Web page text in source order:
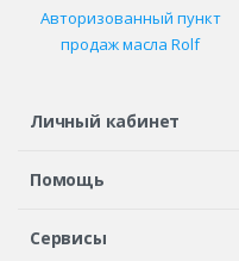
Авторизованный пункт
продаж масла Rolf
Личный кабинет
Регистрация или вход
Помощь
Шины в кредит
Сервисы